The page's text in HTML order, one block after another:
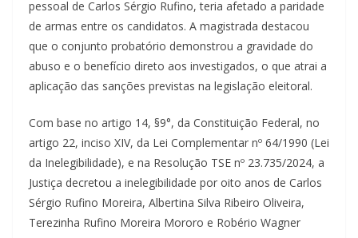
pessoal de Carlos Sérgio Rufino, teria afetado a paridade
de armas entre os candidatos. A magistrada destacou
que o conjunto probatório demonstrou a gravidade do
abuso e o benefício direto aos investigados, o que atrai a
aplicação das sanções previstas na legislação eleitoral.
Com base no artigo 14, §9°, da Constituição Federal, no
artigo 22, inciso XIV, da Lei Complementar nº 64/1990 (Lei
da Inelegibilidade), e na Resolução TSE nº 23.735/2024, a
Justiça decretou a inelegibilidade por oito anos de Carlos
Sérgio Rufino Moreira, Albertina Silva Ribeiro Oliveira,
Terezinha Rufino Moreira Mororo e Robério Wagner